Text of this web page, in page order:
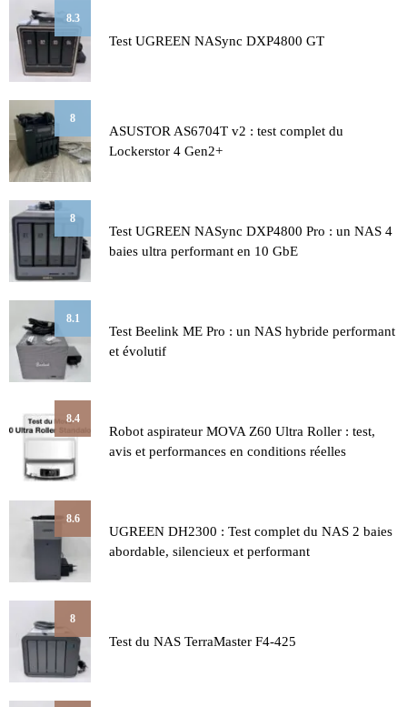
8.3
Test UGREEN NASync DXP4800 GT
8
ASUSTOR AS6704T v2 : test complet du
Lockerstor 4 Gen2+
8
Test UGREEN NASync DXP4800 Pro : un NAS 4
baies ultra performant en 10 GbE
8.1
Test Beelink ME Pro : un NAS hybride performant
et évolutif
8.4
Robot aspirateur MOVA Z60 Ultra Roller : test,
avis et performances en conditions réelles
8.6
UGREEN DH2300 : Test complet du NAS 2 baies
abordable, silencieux et performant
8
Test du NAS TerraMaster F4-425